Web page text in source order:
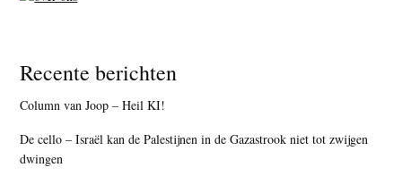
Recente berichten
Column van Joop – Heil KI!
De cello – Israël kan de Palestijnen in de Gazastrook niet tot zwijgen
dwingen